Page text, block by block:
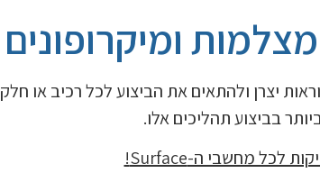
יצרן ולהתאים את הביצוע לכל רכיב או חלק
לכל מחשבי ה-Surface
!